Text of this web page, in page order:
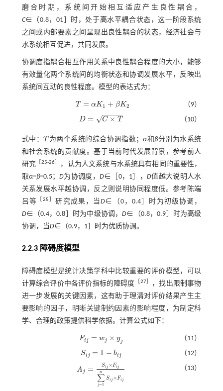
磨合时期，系统间开始相互适应产生良性耦合，
C∈（0.8，01］时，处于高水平耦合状态，这一阶段系统
之间或内部要素之间呈现出良性耦合的状态，经济社会与
水系统相互促进，共同发展。
协调度指耦合相互作用关系中良性耦合程度的大小，能够
有效量化两个系统间的均衡状态和协调发展水平，反映出
系统间互动的良性程度。模型的表达式为：
T = αK1 + βK2
T= αK 1+βK2 （9）
D = C × T
− −
−−−
√
D= C× T （10）
式中：T
T 为两个系统的综合协调指数；α和β分别为水系统
和社会系统的贡献度。基于当前时代发展背景，参考前人
研究 ［25-26
，认为人文系统与水系统具有相同的重要性，
取α=β=0.5； D为协调度， D∈［0，1］，D值越大说明人水
关系发展水平越协调，反之则说明协同程度低。参考陈端
吕等 ［25 ］研究成果，当D∈（0，0.4］时为初级协调，
D∈（0.4，0.8］时为中级协调，D∈（0.8，0.9］时为高级
协调，当D∈（0.9，1］时为优质协调。
2.2.3 障碍度模型
障碍度模型是统计决策学科中比较重要的评价模型，可以
计算综合评价中各评价指标的障碍度
27］
，找出限制事物
进一步发展的关键因素，这有助于理清对评价结果产生主
要影响的因子，明晰关键制约因素的影响程度，为制定科
学、合理的政策提供科学依据。计算公式如下：
Fi j = wj × yj
Fij=wj× yj （11）
Si j = 1 − bi j
Sij= 1-b ij （12）
A j = Sij × Fij
∑
j=1
n
Sij × Fij
Aj= Sij× Fij∑j=1nSij× （13）